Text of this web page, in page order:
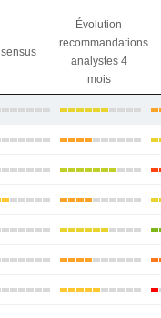
Évolution
recommandations
analystes 4
mois